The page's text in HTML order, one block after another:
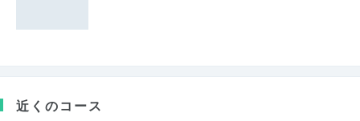
近くのコース